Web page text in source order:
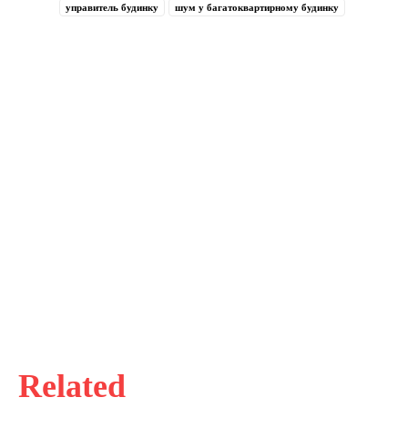
Related
управитель будинку шум у багатоквартирному будинку